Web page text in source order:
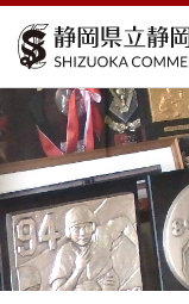
コ
ツ
へ
ス
キ
ッ
プ